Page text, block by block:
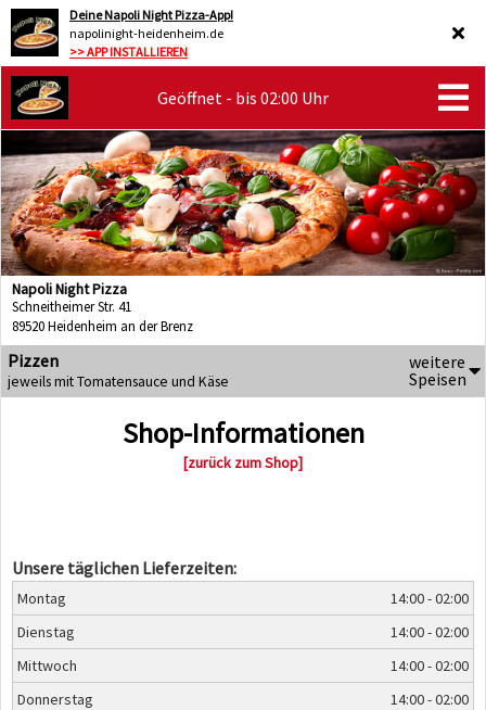
Deine Napoli Night Pizza-App!
napolinight-heidenheim.de
>> APP INSTALLIEREN
Geöffnet - bis 02:00 Uhr
Napoli Night Pizza
Schneitheimer Str. 41
89520 Heidenheim an der Brenz
Pizzen
jeweils mit Tomatensauce und Käse
weitere
Speisen
Shop-Informationen
[zurück zum Shop]
Unsere täglichen Lieferzeiten:
Montag
14:00 - 02:00
Dienstag
14:00 - 02:00
Mittwoch
14:00 - 02:00
Donnerstag
14:00 - 02:00